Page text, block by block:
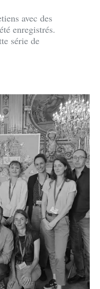
avec des
enregistrés.
série de